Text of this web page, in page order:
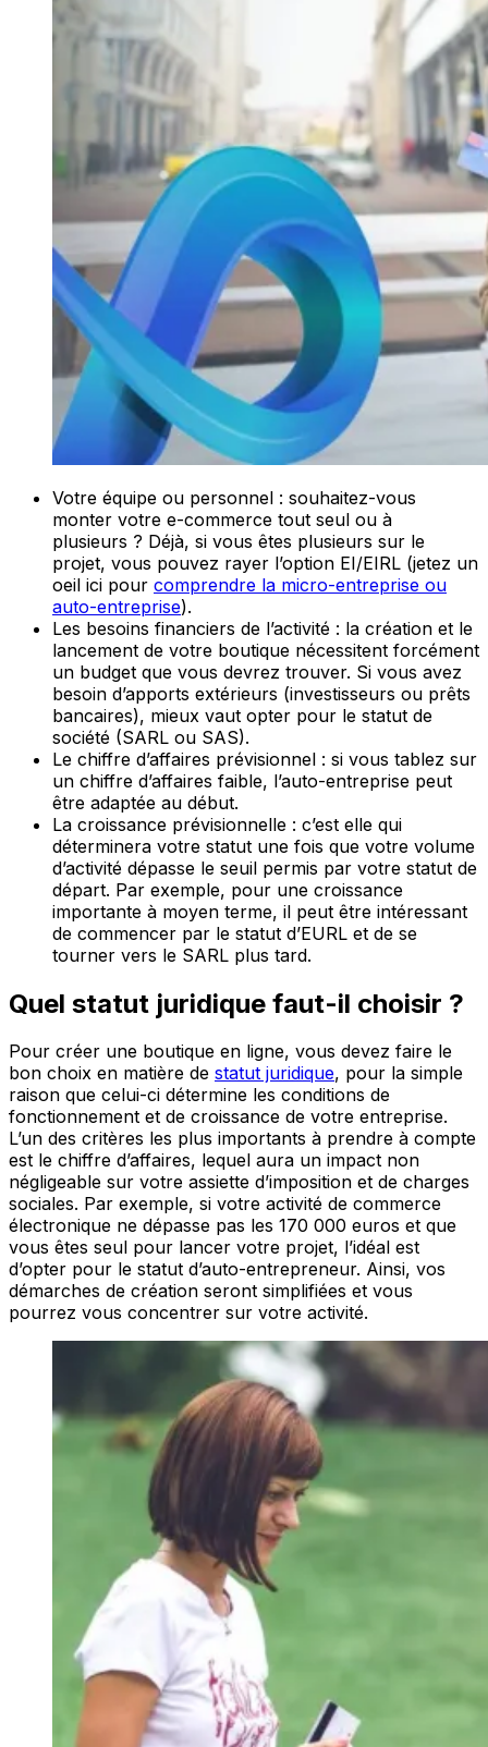
Votre équipe ou personnel : souhaitez-vous
monter votre e-commerce tout seul ou à
plusieurs ? Déjà, si vous êtes plusieurs sur le
projet, vous pouvez rayer l’option EI/EIRL (jetez un
oeil ici pour comprendre la micro-entreprise ou
auto-entreprise).
Les besoins financiers de l’activité : la création et le
lancement de votre boutique nécessitent forcément
un budget que vous devrez trouver. Si vous avez
besoin d’apports extérieurs (investisseurs ou prêts
bancaires), mieux vaut opter pour le statut de
société (SARL ou SAS).
Le chiffre d’affaires prévisionnel : si vous tablez sur
un chiffre d’affaires faible, l’auto-entreprise peut
être adaptée au début.
La croissance prévisionnelle : c’est elle qui
déterminera votre statut une fois que votre volume
d’activité dépasse le seuil permis par votre statut de
départ. Par exemple, pour une croissance
importante à moyen terme, il peut être intéressant
de commencer par le statut d’EURL et de se
tourner vers le SARL plus tard.
Quel statut juridique faut-il choisir ?
Pour créer une boutique en ligne, vous devez faire le
bon choix en matière de statut juridique, pour la simple
raison que celui-ci détermine les conditions de
fonctionnement et de croissance de votre entreprise.
L’un des critères les plus importants à prendre à compte
est le chiffre d’affaires, lequel aura un impact non
négligeable sur votre assiette d’imposition et de charges
sociales. Par exemple, si votre activité de commerce
électronique ne dépasse pas les 170 000 euros et que
vous êtes seul pour lancer votre projet, l’idéal est
d’opter pour le statut d’auto-entrepreneur. Ainsi, vos
démarches de création seront simplifiées et vous
pourrez vous concentrer sur votre activité.